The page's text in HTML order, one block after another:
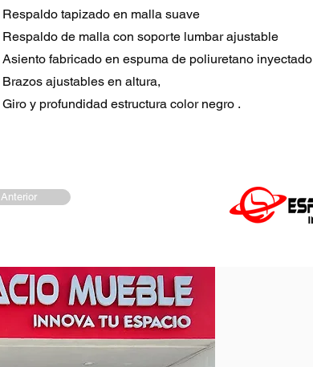
Respaldo tapizado en malla suave
Respaldo de malla con soporte lumbar ajustable
Asiento fabricado en espuma de poliuretano inyectado
Brazos ajustables en altura,
Giro y profundidad estructura color negro .
Anterior